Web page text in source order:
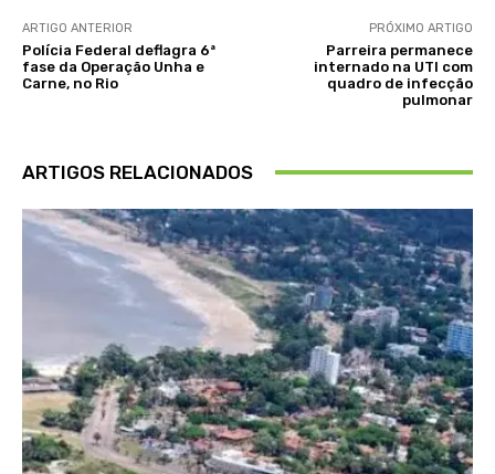
ARTIGO ANTERIOR
Polícia Federal deflagra 6ª
fase da Operação Unha e
Carne, no Rio
PRÓXIMO ARTIGO
Parreira permanece
internado na UTI com
quadro de infecção
pulmonar
ARTIGOS RELACIONADOS